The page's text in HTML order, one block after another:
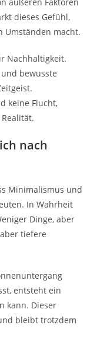
dieses Gefühl,
Umständen macht.
Nachhaltigkeit.
bewusste
keine Flucht,
nach
Minimalismus und
In Wahrheit
Dinge, aber
tiefere
entsteht ein
kann. Dieser
bleibt trotzdem